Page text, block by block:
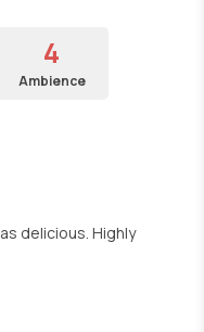
4
Ambience
delicious. Highly